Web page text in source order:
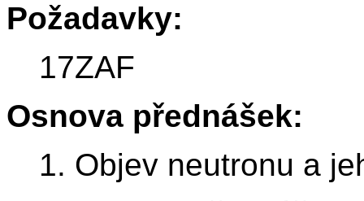
Požadavky:
17ZAF
Osnova přednášek:
1. Objev neutronu a